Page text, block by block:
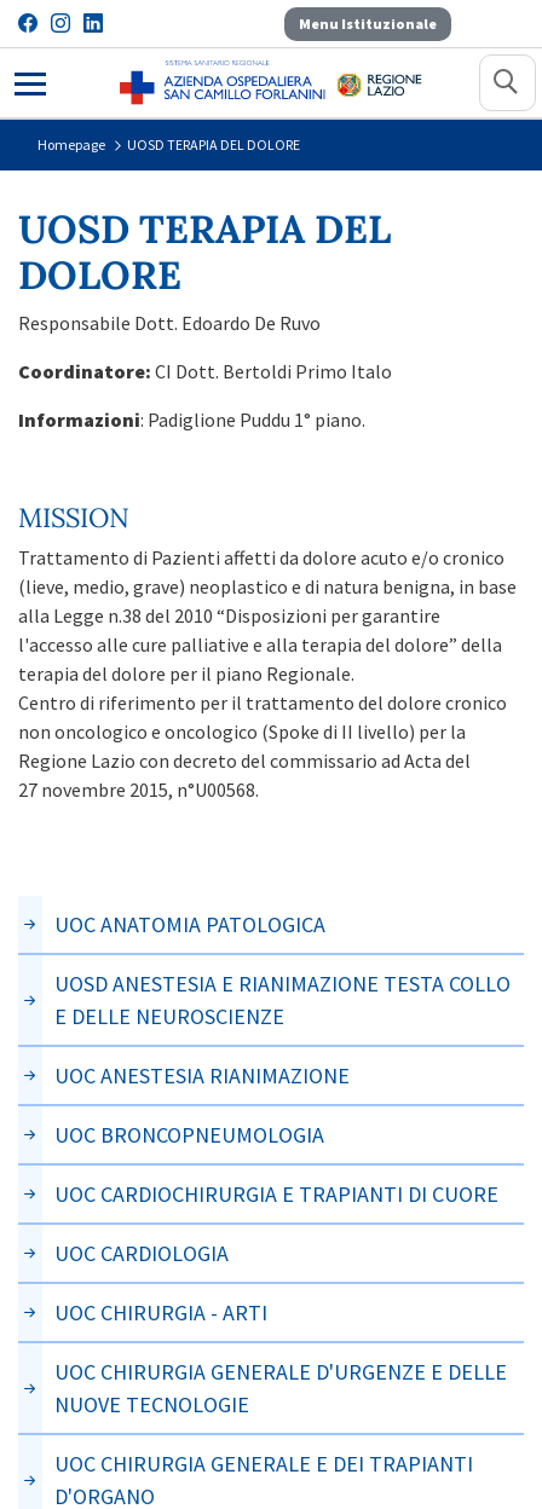
Menu Istituzionale
UOSD TERAPIA DEL DOLORE
Homepage UOSD TERAPIA DEL DOLORE
UOSD TERAPIA DEL
DOLORE
Responsabile Dott. Edoardo De Ruvo
Coordinatore: CI Dott. Bertoldi Primo Italo
Informazioni: Padiglione Puddu 1° piano.
MISSION
Trattamento di Pazienti affetti da dolore acuto e/o cronico
(lieve, medio, grave) neoplastico e di natura benigna, in base
alla Legge n.38 del 2010 “Disposizioni per garantire
l'accesso alle cure palliative e alla terapia del dolore” della
terapia del dolore per il piano Regionale.
Centro di riferimento per il trattamento del dolore cronico
non oncologico e oncologico (Spoke di II livello) per la
Regione Lazio con decreto del commissario ad Acta del
27 novembre 2015, n°U00568.
UOC ANATOMIA PATOLOGICA
UOSD ANESTESIA E RIANIMAZIONE TESTA COLLO
E DELLE NEUROSCIENZE
UOC ANESTESIA RIANIMAZIONE
UOC BRONCOPNEUMOLOGIA
UOC CARDIOCHIRURGIA E TRAPIANTI DI CUORE
UOC CARDIOLOGIA
UOC CHIRURGIA - ARTI
UOC CHIRURGIA GENERALE D'URGENZE E DELLE
NUOVE TECNOLOGIE
UOC CHIRURGIA GENERALE E DEI TRAPIANTI
D'ORGANO